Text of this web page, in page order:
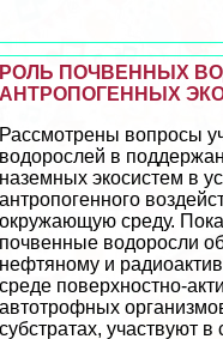
РОЛЬ ПОЧВЕННЫХ
АНТРОПОГЕННЫХ
Рассмотрены вопросы
водорослей в
наземных экосистем в
антропогенного
окружающую среду.
почвенные водоросли
нефтяному и
среде поверхностно-
автотрофных
субстратах, участвуют